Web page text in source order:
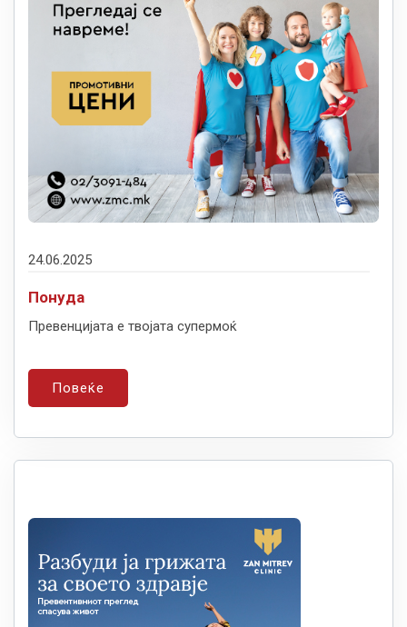
24.06.2025
Понуда
Превенцијата е твојата супермоќ
Повеќе